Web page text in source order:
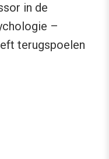
in de
–
terugspoelen